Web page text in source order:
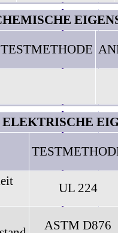
TESTMETHODE
ELEKTRISCHE
UL 224
ASTM D876